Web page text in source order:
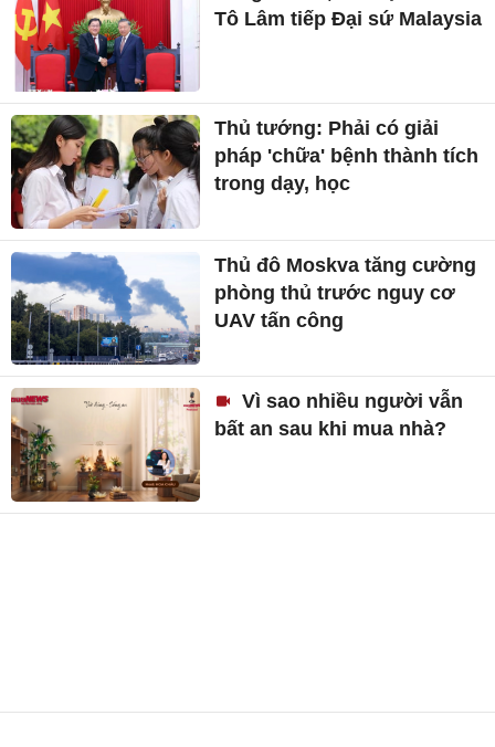
Tô Lâm tiếp Đại sứ Malaysia
Thủ tướng: Phải có giải
pháp 'chữa' bệnh thành tích
trong dạy, học
Thủ đô Moskva tăng cường
phòng thủ trước nguy cơ
UAV tấn công
Vì sao nhiều người vẫn
bất an sau khi mua nhà?